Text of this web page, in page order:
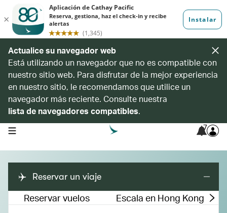
Actualice su navegador web
Está utilizando un navegador que no es compatible con
nuestro sitio web. Para disfrutar de la mejor experiencia
en nuestro sitio, le recomendamos que utilice un
navegador más reciente. Consulte nuestra
lista de navegadores compatibles.
open navigation menu 7
Reservar un viaje
Reservar vuelos Escala en Hong Kong